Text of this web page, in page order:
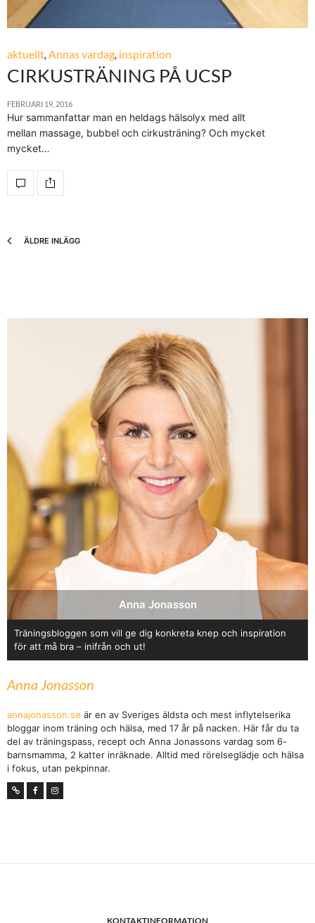
aktuellt,Annas vardag, inspiration
CIRKUSTRÄNING PÅ UCSP
FEBRUARI 19, 2016
Hur sammanfattar man en heldags hälsolyx med allt
mellan massage, bubbel och cirkusträning? Och mycket
mycket…
ÄLDRE INLÄGG
Anna Jonasson
Träningsbloggen som vill ge dig konkreta knep och inspiration
för att må bra – inifrån och ut!
Anna Jonasson
annajonasson.se är en av Sveriges äldsta och mest inflytelserika
bloggar inom träning och hälsa, med 17 år på nacken. Här får du ta
del av träningspass, recept och Anna Jonassons vardag som 6-
barnsmamma, 2 katter inräknade. Alltid med rörelseglädje och hälsa
i fokus, utan pekpinnar.
KONTAKTINFORMATION